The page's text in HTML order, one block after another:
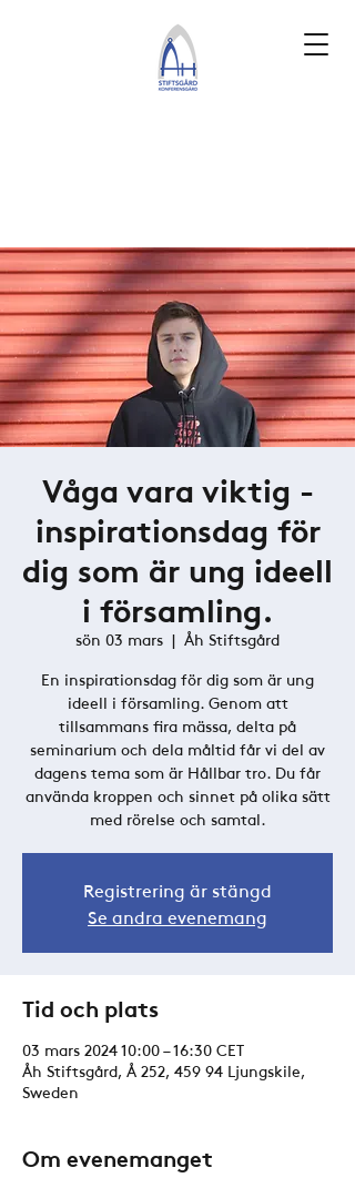
Våga vara viktig -
inspirationsdag för
dig som är ung ideell
i församling.
sön 03 mars
  |
Åh Stiftsgård
En inspirationsdag för dig som är ung
ideell i församling. Genom att
tillsammans fira mässa, delta på
seminarium och dela måltid får vi del av
dagens tema som är Hållbar tro. Du får
använda kroppen och sinnet på olika sätt
med rörelse och samtal.
Registrering är stängd
Se andra evenemang
Tid och plats
03 mars 2024 10:00 – 16:30 CET
Åh Stiftsgård, Å 252, 459 94 Ljungskile,
Sweden
Om evenemanget